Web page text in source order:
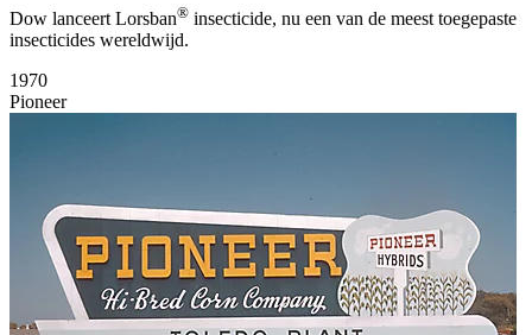
Dow lanceert Lorsban® insecticide, nu een van de meest toegepaste
insecticides wereldwijd.
1970
Pioneer